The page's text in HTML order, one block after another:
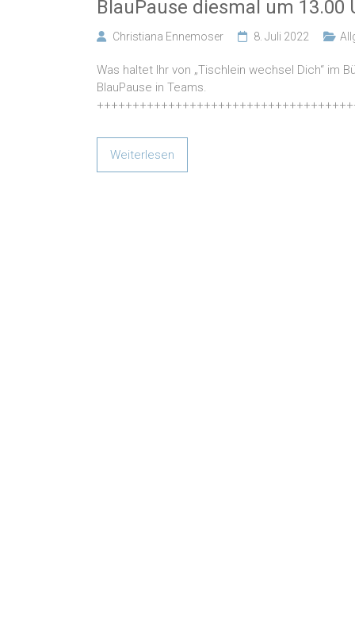
BlauPause diesmal um 13.00
Christiana Ennemoser 8. Juli 2022
Was haltet Ihr von „Tischlein wechsel Dich“ im
BlauPause in Teams.
Weiterlesen